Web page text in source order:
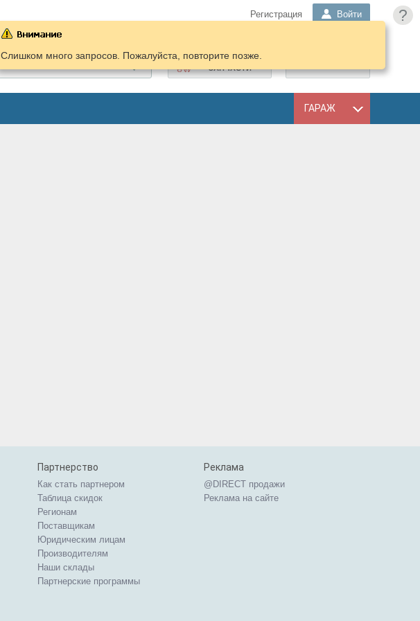
?
Регистрация Войти
ПОДОБРАТЬ
ЗАПЧАСТИ
ГАРАЖ
Слишком много запросов. Пожалуйста, повторите позже.
Партнерство
Как стать партнером
Таблица скидок
Регионам
Поставщикам
Юридическим лицам
Производителям
Наши склады
Партнерские программы
Реклама
@DIRECT продажи
Реклама на сайте